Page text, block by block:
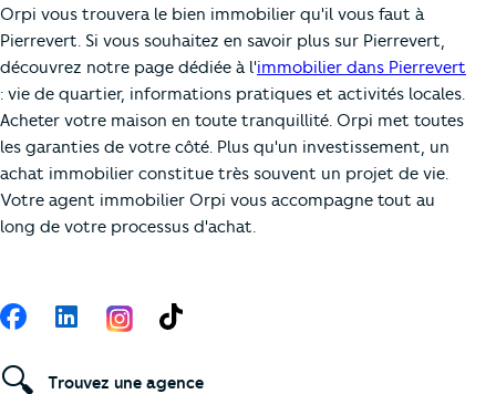
Orpi vous trouvera le bien immobilier qu'il vous faut à
Pierrevert. Si vous souhaitez en savoir plus sur Pierrevert,
découvrez notre page dédiée à l'immobilier dans Pierrevert
: vie de quartier, informations pratiques et activités locales.
Acheter votre maison en toute tranquillité. Orpi met toutes
les garanties de votre côté. Plus qu'un investissement, un
achat immobilier constitue très souvent un projet de vie.
Votre agent immobilier Orpi vous accompagne tout au
long de votre processus d'achat.
Suivez-nous
FacebookLinkedIn TikTok
🔍 Trouvez une agence